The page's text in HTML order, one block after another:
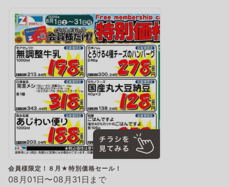
会員様限定！８月★特別価格セール！
08月01日〜08月31日まで